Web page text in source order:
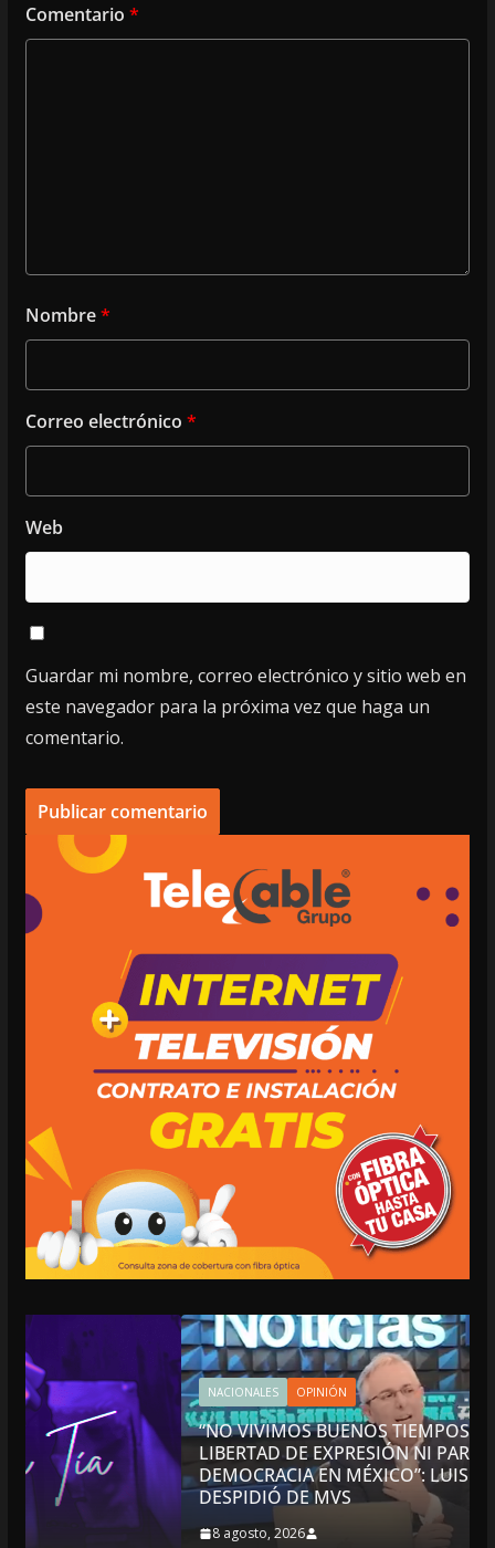
Comentario *
Nombre*
Correo electrónico *
Web
Guardar mi nombre, correo electrónico y sitio web en
este navegador para la próxima vez que haga un
comentario.
NACIONALES OPINIÓN
“NO VIVIMOS BUENOS TIEMPOS PARA LA
LIBERTAD DE EXPRESIÓN NI PARA LA
DEMOCRACIA EN MÉXICO”: LUIS CÁRDENAS; SE
DESPIDIÓ DE MVS
8 agosto, 2026